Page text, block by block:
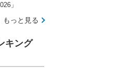
」
もっと見る
キング